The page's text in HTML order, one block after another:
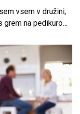
vsem v družini,
grem na pedikuro